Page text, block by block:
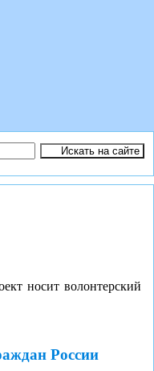
носит волонтерский
России